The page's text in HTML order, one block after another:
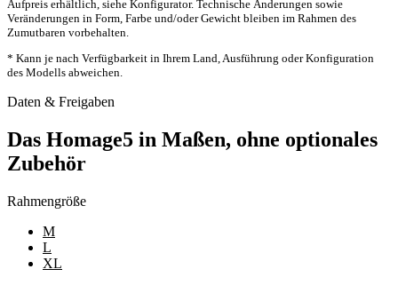
Aufpreis erhältlich, siehe Konfigurator. Technische Änderungen sowie
Veränderungen in Form, Farbe und/oder Gewicht bleiben im Rahmen des
Zumutbaren vorbehalten.
* Kann je nach Verfügbarkeit in Ihrem Land, Ausführung oder Konfiguration
des Modells abweichen.
Daten & Freigaben
Das Homage5 in Maßen, ohne optionales
Zubehör
Rahmengröße
M
L
XL